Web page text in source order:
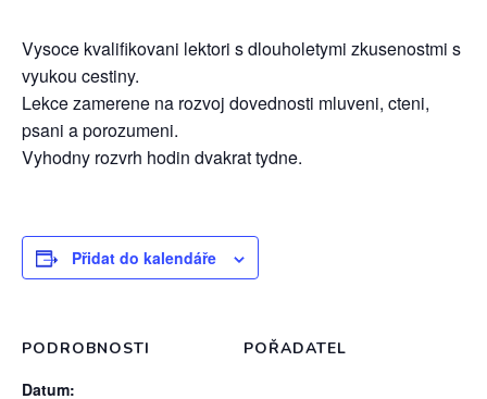
Vysoce kvalifikovani lektori s dlouholetymi zkusenostmi s
vyukou cestiny.
Lekce zamerene na rozvoj dovednosti mluveni, cteni,
psani a porozumeni.
Vyhodny rozvrh hodin dvakrat tydne.
Přidat do kalendáře
PODROBNOSTI
Datum:
POŘADATEL